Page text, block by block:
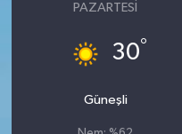
PAZARTESI
30°
Güneşli